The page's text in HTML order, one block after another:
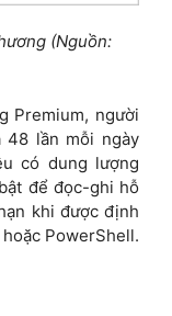
(Nguồn:
Premium, người
lần mỗi ngày
có dung lượng
để đọc-ghi hỗ
khi được định
PowerShell.